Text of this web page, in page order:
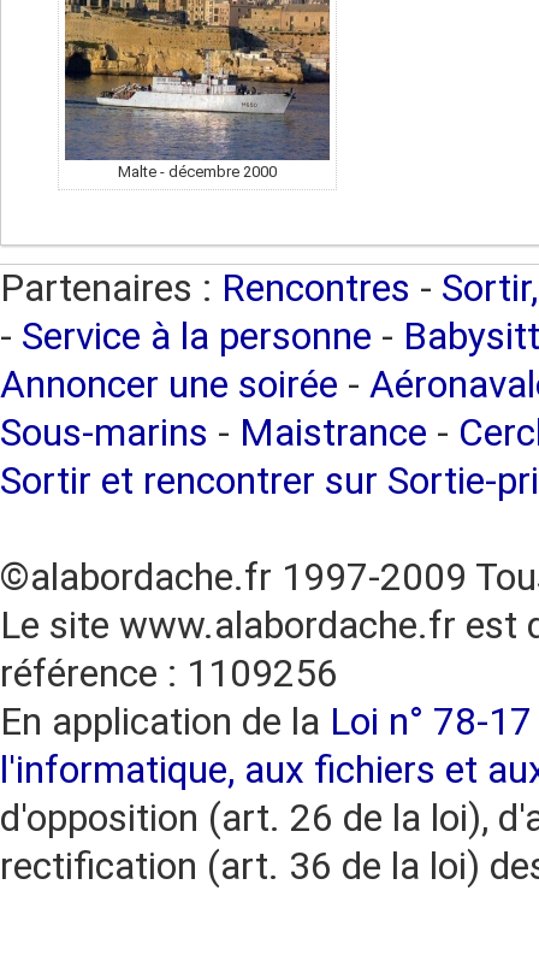
Malte - décembre 2000
Partenaires : Rencontres -
- Service à la personne -
Annoncer une soirée -
Sous-marins - Maistrance -
Sortir et rencontrer sur Sortie-
©alabordache.fr 1997-2009
Le site www.alabordache.fr est
référence : 1109256
En application de la Loi n° 78-
l'informatique, aux fichiers et
d'opposition (art. 26 de la loi),
rectification (art. 36 de la loi)